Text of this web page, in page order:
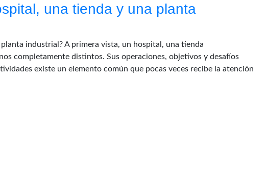
una tienda y una planta
industrial? A primera vista, un hospital, una tienda
completamente distintos. Sus operaciones, objetivos y desafíos
existe un elemento común que pocas veces recibe la atención